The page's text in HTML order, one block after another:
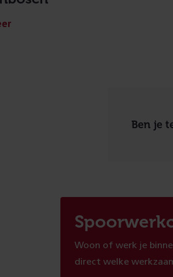
Ben je
Woon of werk je
direct welke